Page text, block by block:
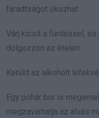
fáradtságot okozhat.
Várj kicsit a fürdéssel,
dolgozzon az ételen.
Kerüld az alkoholt
Egy pohár bor is
megzavarhatja az alvás